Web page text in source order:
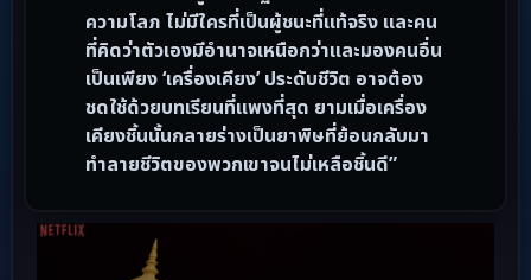
ความโลภ ไม่มีใครที่เป็นผู้ชนะที่แท้จริง และคน
ที่คิดว่าตัวเองมีอำนาจเหนือกว่าและมองคนอื่น
เป็นเพียง ‘เครื่องเคียง’ ประดับชีวิต อาจต้อง
ชดใช้ด้วยบทเรียนที่แพงที่สุด ยามเมื่อเครื่อง
เคียงชิ้นนั้นกลายร่างเป็นยาพิษที่ย้อนกลับมา
ทำลายชีวิตของพวกเขาจนไม่เหลือชิ้นดี”